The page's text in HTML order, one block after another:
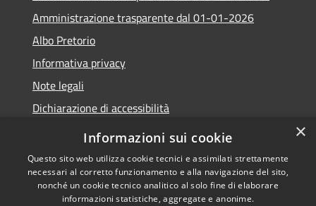
Amministrazione trasparente dal 01-01-2026
Albo Pretorio
Informativa privacy
Note legali
Dichiarazione di accessibilità
RSS
Accessibilità
Copyright © 2026 • Comune di
Lapio • Powered by
×
Informazioni sui cookie
Questo sito web utilizza cookie tecnici e assimilati strettamente
necessari al corretto funzionamento e alla navigazione del sito,
nonché un cookie tecnico analitico al solo fine di elaborare
informazioni statistiche, aggregate e anonime.